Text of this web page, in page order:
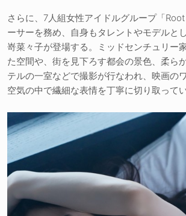
さらに、7人組女性アイドルグループ「
ーサーを務め、自身もタレントやモデルと
嵜菜々子が登場する。ミッドセンチュリー
た空間や、街を見下ろす都会の景色、柔ら
テルの一室などで撮影が行なわれ、映画の
空気の中で繊細な表情を丁寧に切り取ってい